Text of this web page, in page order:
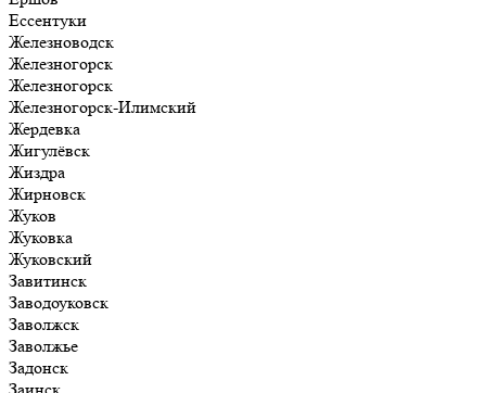
Ессентуки
Железноводск
Железногорск
Железногорск
Железногорск-Илимский
Жердевка
Жигулёвск
Жиздра
Жирновск
Жуков
Жуковка
Жуковский
Завитинск
Заводоуковск
Заволжск
Заволжье
Задонск